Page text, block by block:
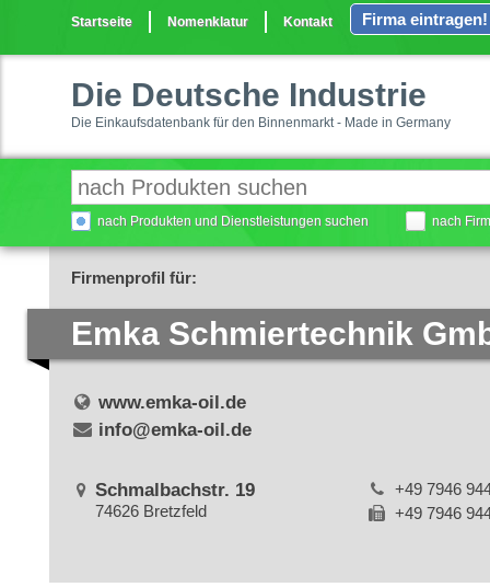
Startseite Nomenklatur Kontakt Firma eintragen!
Die Deutsche Industrie
Die Einkaufsdatenbank für den Binnenmarkt - Made in Germany
nach Produkten und Dienstleistungen suchen nach
Firmenprofil für:
Emka Schmiertechnik
www.emka-oil.de
info@emka-oil.de
Schmalbachstr. 19
74626 Bretzfeld
+49 7946
+49 7946